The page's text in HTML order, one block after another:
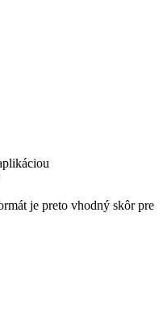
je preto vhodný skôr pre